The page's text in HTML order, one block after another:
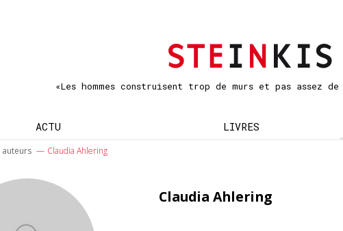
«Les hommes construisent trop de murs et pas assez de
ACTU LIVRES
auteurs Claudia Ahlering
Claudia Ahlering